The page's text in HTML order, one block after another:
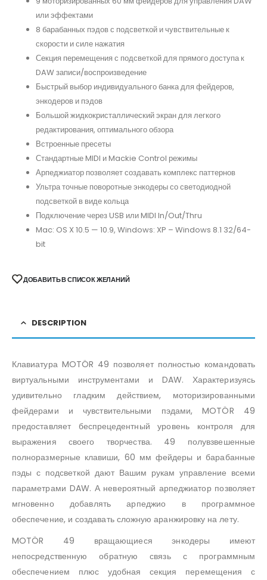
или эффектами
8 барабанных пэдов с подсветкой и чувствительные к
скорости и силе нажатия
Секция перемещения с подсветкой для прямого доступа к
DAW записи/воспроизведение
Быстрый выбор индивидуального банка для фейдеров,
энкодеров и пэдов
Большой жидкокристаллический экран для легкого
редактирования, оптимального обзора
Встроенные пресеты
Стандартные MIDI и Mackie Control режимы
Арпеджиатор позволяет создавать комплекс паттернов
Ультра точные поворотные энкодеры со светодиодной
подсветкой в виде кольца
Подключение через USB или MIDI In/Out/Thru
Mac: OS X 10.5 — 10.9, Windows: XP – Windows 8.1 32/64-
bit
ДОБАВИТЬ В СПИСОК ЖЕЛАНИЙ
DESCRIPTION
Клавиатура MOTÖR 49 позволяет полностью командовать
виртуальными инструментами и DAW. Характеризуясь
удивительно гладким действием, моторизированными
фейдерами и чувствительными пэдами, MOTÖR 49
предоставляет беспрецедентный уровень контроля для
выражения своего творчества. 49 полувзвешенные
полноразмерные клавиши, 60 мм фейдеры и барабанные
пэды с подсветкой дают Вашим рукам управление всеми
параметрами DAW. А невероятный арпеджиатор позволяет
мгновенно добавлять арпеджио в программное
обеспечение, и создавать сложную аранжировку на лету.
MOTÖR 49 вращающиеся энкодеры имеют
непосредственную обратную связь с программным
обеспечением плюс удобная секция перемещения с